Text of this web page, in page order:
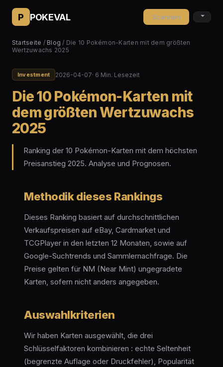
P POKEVAL Scannen
Startseite / Blog / Die 10 Pokémon-Karten mit dem größten
Wertzuwachs 2025
Investment 2026-04-07· 6 Min. Lesezeit
Die 10 Pokémon-Karten mit
dem größten Wertzuwachs
2025
Ranking der 10 Pokémon-Karten mit dem höchsten
Preisanstieg 2025. Analyse und Prognosen.
Methodik dieses Rankings
Dieses Ranking basiert auf durchschnittlichen
Verkaufspreisen auf eBay, Cardmarket und
TCGPlayer in den letzten 12 Monaten, sowie auf
Google-Suchtrends und Sammlernachfrage. Die
Preise gelten für NM (Near Mint) ungegradete
Karten, sofern nicht anders angegeben.
Auswahlkriterien
Wir haben Karten ausgewählt, die drei
Schlüsselfaktoren kombinieren : echte Seltenheit
(begrenzte Auflage oder Druckfehler), Popularität